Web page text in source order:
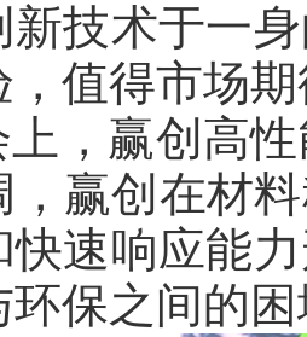
新技术于一
，值得市场
上，赢创高
，赢创在材
快速响应能
环保之间的